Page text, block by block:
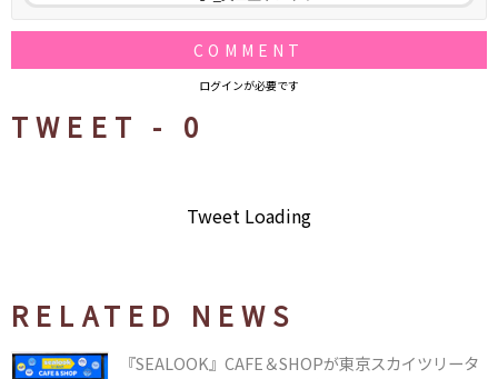
COMMENT
ログインが必要です
TWEET - 0
Tweet Loading
RELATED NEWS
『SEALOOK』CAFE＆SHOPが東京スカイツリータ